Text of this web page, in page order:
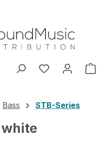
Bass STB-Series
white